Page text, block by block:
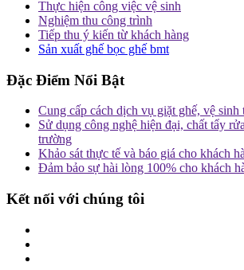
Thực hiện công việc vệ sinh
Nghiệm thu công trình
Tiếp thu ý kiến từ khách hàng
Sản xuất ghế bọc ghế bmt
Đặc Điểm Nổi Bật
Cung cấp cách dịch vụ giặt ghế, vệ sinh
Sử dụng công nghệ hiện đại, chất tẩy
trường
Khảo sát thực tế và báo giá cho khách
Đảm bảo sự hài lòng 100% cho khách
Kết nối với chúng tôi